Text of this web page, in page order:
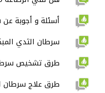
أسئلة و أجوبة
سرطان الثدي
طرق تشخيص
طرق علاج سرطان